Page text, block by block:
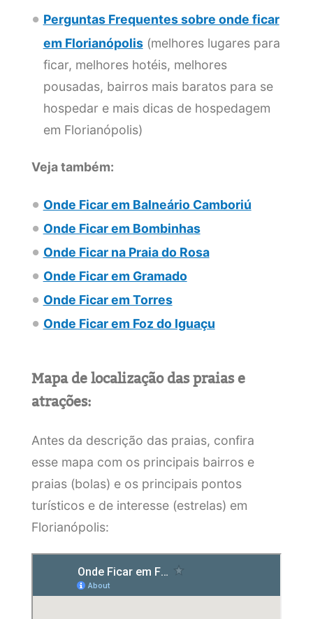
Perguntas Frequentes sobre onde ficar
em Florianópolis(melhores lugares para
ficar, melhores hotéis, melhores
pousadas, bairros mais baratos para se
hospedar e mais dicas de hospedagem
em Florianópolis)
Veja também:
Onde Ficar em Balneário Camboriú
Onde Ficar em Bombinhas
Onde Ficar na Praia do Rosa
Onde Ficar em Gramado
Onde Ficar em Torres
Onde Ficar em Foz do Iguaçu
Mapa de localização das praias e
atrações:
Antes da descrição das praias, confira
esse mapa com os principais bairros e
praias (bolas) e os principais pontos
turísticos e de interesse (estrelas) em
Florianópolis: